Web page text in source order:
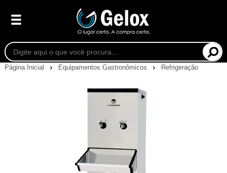
Página Inicial Equipamentos Gastronômicos Refrigeração